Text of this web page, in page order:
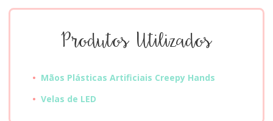
Produtos Utilizados
Mãos Plásticas Artificiais Creepy Hands
Velas de LED